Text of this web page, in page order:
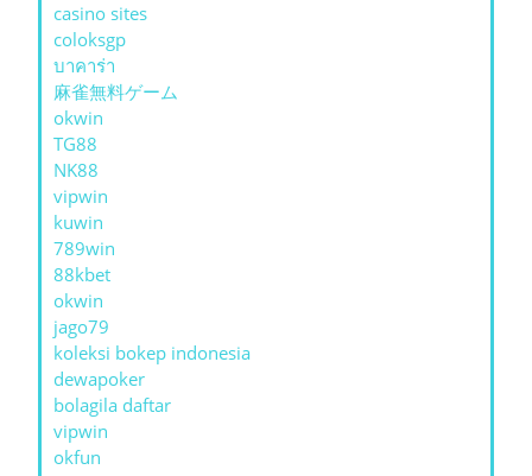
casino sites
coloksgp
บาคาร่า
麻雀無料ゲーム
okwin
TG88
NK88
vipwin
kuwin
789win
88kbet
okwin
jago79
koleksi bokep indonesia
dewapoker
bolagila daftar
vipwin
okfun